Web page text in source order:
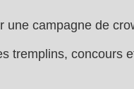
campagne de
tremplins, concours